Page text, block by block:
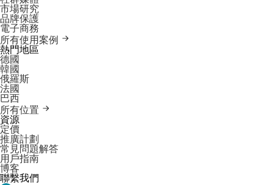
市場研究
品牌保護
電子商務
所有使用案例
熱門地區
德國
韓國
俄羅斯
法國
巴西
所有位置
資源
定價
推廣計劃
常見問題解答
用戶指南
博客
聯繫我們